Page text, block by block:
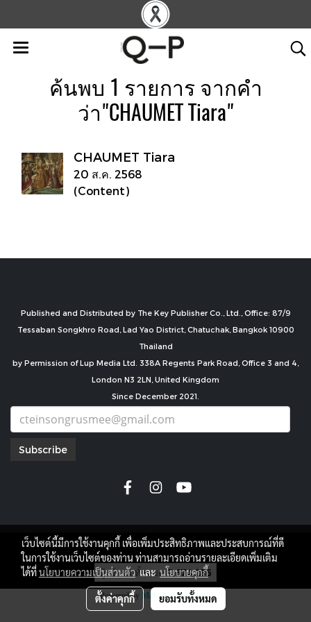
ค้นพบ 1 รายการ จากคำ
ว่า"CHAUMET Tiara"
CHAUMET Tiara
20 ส.ค. 2568
(Content)
Published and Distributed by The Key Publisher Co., Ltd., Office: 87/9
Tessaban Songkhro Road, Lad Yao District, Chatuchak, Bangkok 10900
Thailand
by Permission of Lup Media Ltd. 338A Regents Park Road, Office 3 and 4,
London N3 2LN, United Kingdom
Since December 2021.
Subscribe
copyright by
ผู้เข้าชมทั้งหมด7,674,286
Powered by MakeWebEasy.com
เว็บไซต์นี้มีการใช้งานคุกกี้ เพื่อเพิ่มประสิทธิภาพและประสบการณ์ที่ดี
ในการใช้งานเว็บไซต์ของท่าน ท่านสามารถอ่านรายละเอียดเพิ่มเติม
ได้ที่นโยบายความเป็นส่วนตัวและนโยบายคุกกี้
ตั้งค่าคุกกี้ ยอมรับทั้งหมด